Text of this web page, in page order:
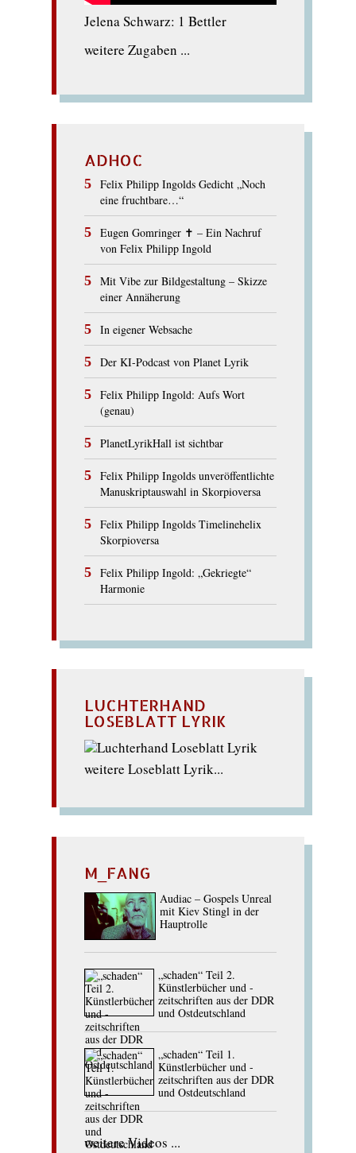
Jelena Schwarz: 1 Bettler
weitere Zugaben ...
ADHOC
Felix Philipp Ingolds Gedicht „Noch
eine fruchtbare…“
Eugen Gomringer ✝︎ – Ein Nachruf
von Felix Philipp Ingold
Mit Vibe zur Bildgestaltung – Skizze
einer Annäherung
In eigener Websache
Der KI-Podcast von Planet Lyrik
Felix Philipp Ingold: Aufs Wort
(genau)
PlanetLyrikHall ist sichtbar
Felix Philipp Ingolds unveröffentlichte
Manuskriptauswahl in Skorpioversa
Felix Philipp Ingolds Timelinehelix
Skorpioversa
Felix Philipp Ingold: „Gekriegte“
Harmonie
LUCHTERHAND
LOSEBLATT LYRIK
weitere Loseblatt Lyrik...
M_FANG
Audiac – Gospels Unreal
mit Kiev Stingl in der
Hauptrolle
„schaden“ Teil 2.
Künstlerbücher und -
zeitschriften aus der DDR
und Ostdeutschland
„schaden“ Teil 1.
Künstlerbücher und -
zeitschriften aus der DDR
und Ostdeutschland
weitere Videos ...